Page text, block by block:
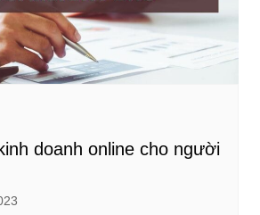
doanh online cho người